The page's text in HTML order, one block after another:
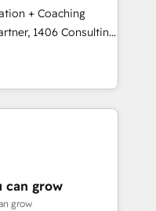
Impact Awards:
• Partner of the
(AI, marketing &
impact.
+ Coaching
transform how
don't just build your
to own it, then stay
Alignment +
& Data
can grow
grow